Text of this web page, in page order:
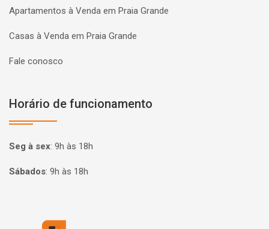
Apartamentos à Venda em Praia Grande
Casas à Venda em Praia Grande
Fale conosco
Horário de funcionamento
Seg à sex: 9h às 18h
Sábados: 9h às 18h